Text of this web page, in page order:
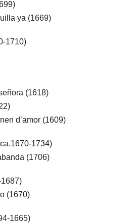
ya (1669)
1710)
(1618)
d’amor (1609)
1734)
(1706)
(1670)
1665)